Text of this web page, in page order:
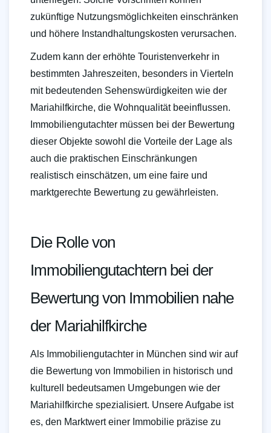
zukünftige Nutzungsmöglichkeiten einschränken
und höhere Instandhaltungskosten verursachen.
Zudem kann der erhöhte Touristenverkehr in
bestimmten Jahreszeiten, besonders in Vierteln
mit bedeutenden Sehenswürdigkeiten wie der
Mariahilfkirche, die Wohnqualität beeinflussen.
Immobiliengutachter müssen bei der Bewertung
dieser Objekte sowohl die Vorteile der Lage als
auch die praktischen Einschränkungen
realistisch einschätzen, um eine faire und
marktgerechte Bewertung zu gewährleisten.
Die Rolle von
Immobiliengutachtern bei der
Bewertung von Immobilien nahe
der Mariahilfkirche
Als Immobiliengutachter in München sind wir auf
die Bewertung von Immobilien in historisch und
kulturell bedeutsamen Umgebungen wie der
Mariahilfkirche spezialisiert. Unsere Aufgabe ist
es, den Marktwert einer Immobilie präzise zu